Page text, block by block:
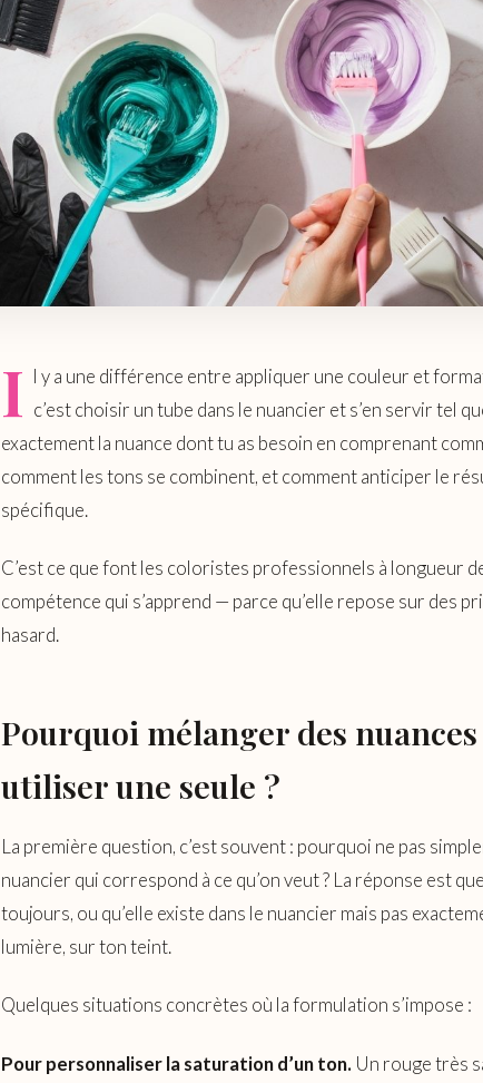
I l y a une différence entre appliquer une couleur et
c’est choisir un tube dans le nuancier et s’en servir tel
exactement la nuance dont tu as besoin en comprenant
comment les tons se combinent, et comment anticiper le
spécifique.
C’est ce que font les coloristes professionnels à longueur
compétence qui s’apprend — parce qu’elle repose sur des
hasard.
Pourquoi mélanger des
utiliser une seule ?
La première question, c’est souvent : pourquoi ne pas
nuancier qui correspond à ce qu’on veut ? La réponse est
toujours, ou qu’elle existe dans le nuancier mais pas
lumière, sur ton teint.
Quelques situations concrètes où la formulation s’impose :
Pour personnaliser la saturation d’un ton. Un rouge très